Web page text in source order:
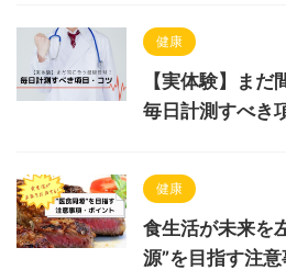
健康
【実体験】まだ
毎日計測すべき
健康
食生活が未来を
源”を目指す注